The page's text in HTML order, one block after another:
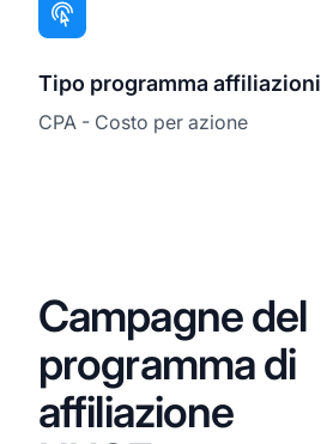
Tipo programma affiliazioni
CPA - Costo per azione
Campagne del
programma di
affiliazione